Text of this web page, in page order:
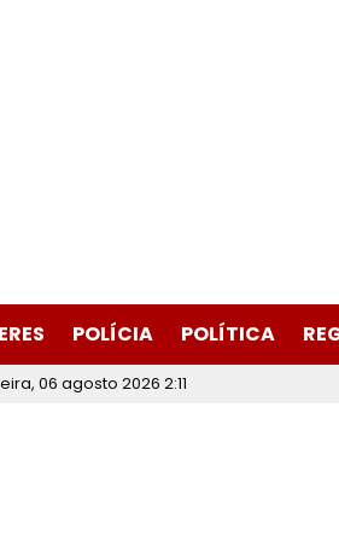
POLÍCIA POLÍTICA
06 agosto 2026 2:11